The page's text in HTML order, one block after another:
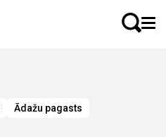
Ādažu pagasts